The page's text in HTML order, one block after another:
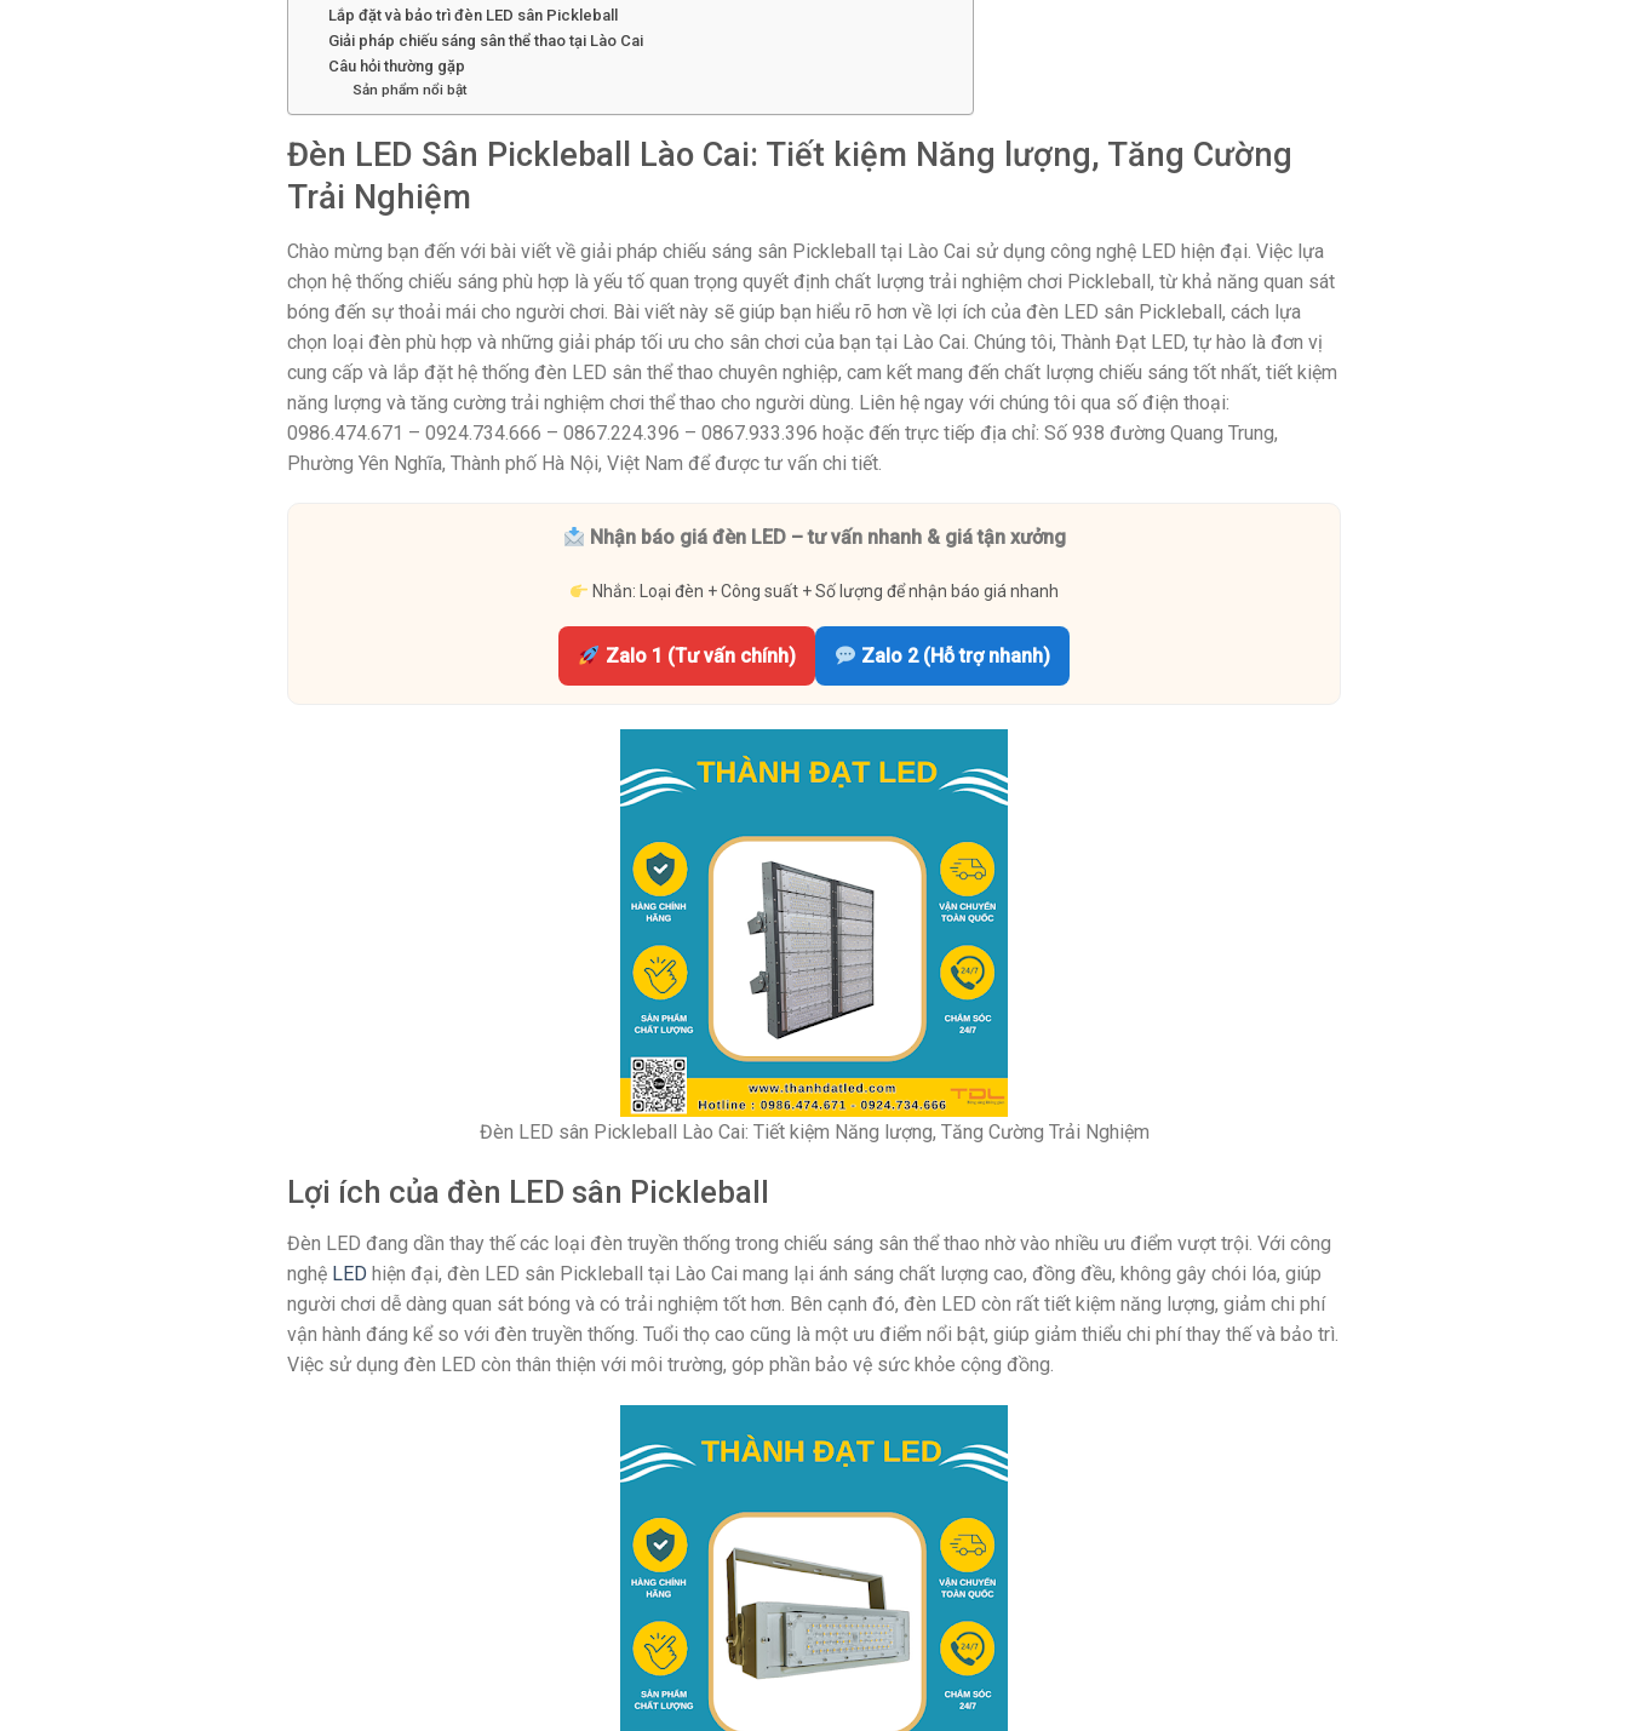
Lắp đặt và bảo trì đèn LED sân Pickleball
Giải pháp chiếu sáng sân thể thao tại Lào Cai
Câu hỏi thường gặp
Sản phẩm nổi bật
Đèn LED Sân Pickleball Lào Cai: Tiết kiệm Năng lượng, Tăng Cường
Trải Nghiệm
Chào mừng bạn đến với bài viết về giải pháp chiếu sáng sân Pickleball tại Lào Cai sử dụng công nghệ LED hiện đại. Việc lựa
chọn hệ thống chiếu sáng phù hợp là yếu tố quan trọng quyết định chất lượng trải nghiệm chơi Pickleball, từ khả năng quan sát
bóng đến sự thoải mái cho người chơi. Bài viết này sẽ giúp bạn hiểu rõ hơn về lợi ích của đèn LED sân Pickleball, cách lựa
chọn loại đèn phù hợp và những giải pháp tối ưu cho sân chơi của bạn tại Lào Cai. Chúng tôi, Thành Đạt LED, tự hào là đơn vị
cung cấp và lắp đặt hệ thống đèn LED sân thể thao chuyên nghiệp, cam kết mang đến chất lượng chiếu sáng tốt nhất, tiết kiệm
năng lượng và tăng cường trải nghiệm chơi thể thao cho người dùng. Liên hệ ngay với chúng tôi qua số điện thoại:
0986.474.671 – 0924.734.666 – 0867.224.396 – 0867.933.396 hoặc đến trực tiếp địa chỉ: Số 938 đường Quang Trung,
Phường Yên Nghĩa, Thành phố Hà Nội, Việt Nam để được tư vấn chi tiết.
Nhận báo giá đèn LED – tư vấn nhanh & giá tận xưởng
Nhắn: Loại đèn + Công suất + Số lượng để nhận báo giá nhanh
Zalo 1 (Tư vấn chính) Zalo 2 (Hỗ trợ nhanh)
Đèn LED sân Pickleball Lào Cai: Tiết kiệm Năng lượng, Tăng Cường Trải Nghiệm
Lợi ích của đèn LED sân Pickleball
Đèn LED đang dần thay thế các loại đèn truyền thống trong chiếu sáng sân thể thao nhờ vào nhiều ưu điểm vượt trội. Với công
nghệ LED hiện đại, đèn LED sân Pickleball tại Lào Cai mang lại ánh sáng chất lượng cao, đồng đều, không gây chói lóa, giúp
người chơi dễ dàng quan sát bóng và có trải nghiệm tốt hơn. Bên cạnh đó, đèn LED còn rất tiết kiệm năng lượng, giảm chi phí
vận hành đáng kể so với đèn truyền thống. Tuổi thọ cao cũng là một ưu điểm nổi bật, giúp giảm thiểu chi phí thay thế và bảo trì.
Việc sử dụng đèn LED còn thân thiện với môi trường, góp phần bảo vệ sức khỏe cộng đồng.